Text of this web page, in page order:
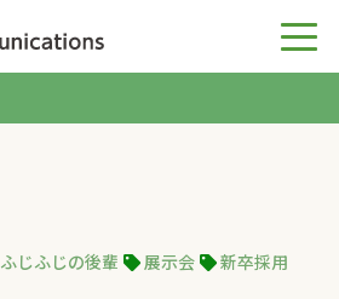
ふじふじの後輩 展示会 新卒採用